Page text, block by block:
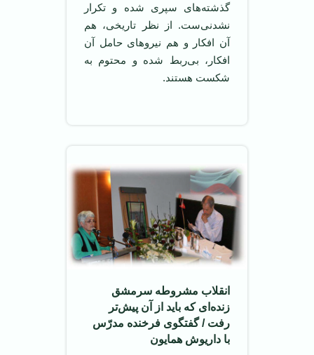
گذشته‌های سپری شده و تکرار
نشدنی‌ست. از نظر تاریخی، هم
آن افکار و هم نیروهای حامل آن
افکار، بی‌ربط شده‌ و محتوم به
شکست هستند.
انقلاب مشروطه سرمشق
زنده‌ای که باید از آن پیش‌تر
رفت / گفتگوی فرخنده مدرّس
با داریوش همایون